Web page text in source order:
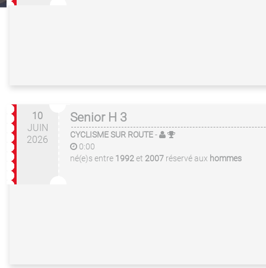
10
JUIN
2026
Senior H 3
CYCLISME SUR ROUTE-
0:00
né(e)s entre 1992et 2007 réservé aux hommes